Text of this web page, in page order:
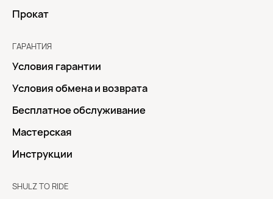
Прокат
ГАРАНТИЯ
Условия гарантии
Условия обмена и возврата
Бесплатное обслуживание
Мастерская
Инструкции
SHULZ TO RIDE